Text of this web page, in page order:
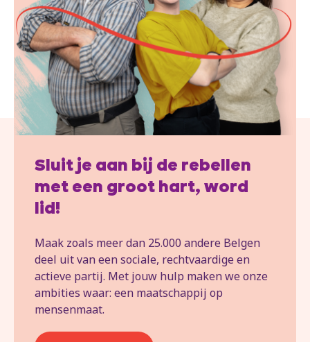
Sluit je aan bij de rebellen
met een groot hart, word
lid!
Maak zoals meer dan 25.000 andere Belgen
deel uit van een sociale, rechtvaardige en
actieve partij. Met jouw hulp maken we onze
ambities waar: een maatschappij op
mensenmaat.